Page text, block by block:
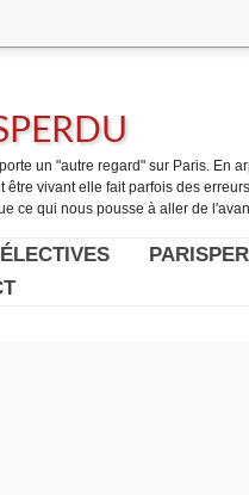
un "autre regard" sur Paris. En
être vivant elle fait parfois des
ce qui nous pousse à aller de